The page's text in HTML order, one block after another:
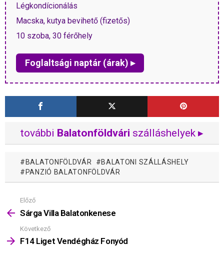
Légkondícionálás
Macska, kutya bevihető (fizetős)
10 szoba, 30 férőhely
Foglaltsági naptár (árak) ▸
további Balatonföldvári szálláshelyek ▸
BALATONFÖLDVÁR
BALATONI SZÁLLÁSHELY
PANZIÓ BALATONFÖLDVÁR
Mutass
többet
Előző
Sárga Villa Balatonkenese
Következő
F14 Liget Vendégház Fonyód